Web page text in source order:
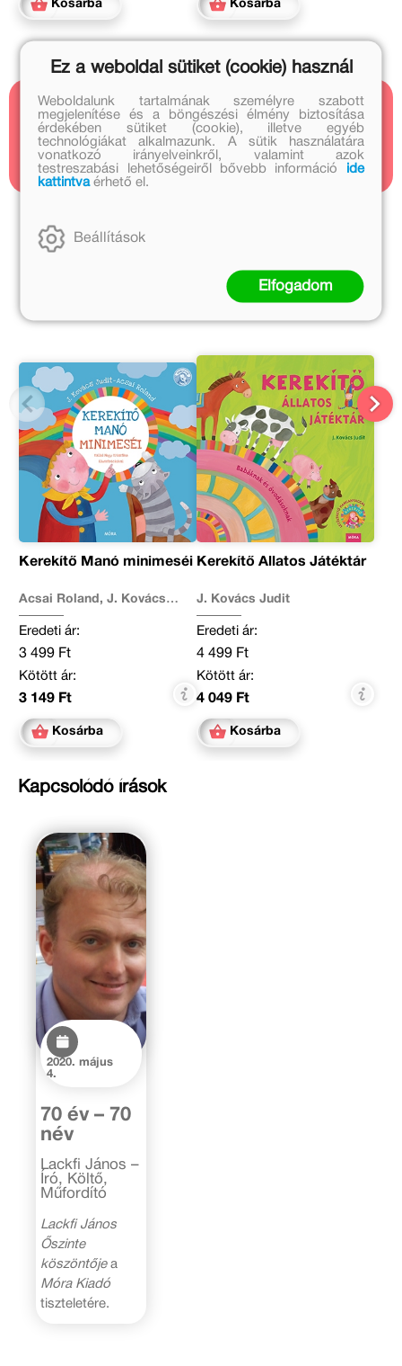
Kosárba Kosárba
Kapcsolódó cikkek
1 cikk
A sorozat további részei
Kerekítő Manó minimeséi
Acsai Roland, J. Kovács
Eredeti ár:
3 499 Ft
Kötött ár:
3 149 Ft
Kosárba
Kerekítő Állatos Játéktár
J. Kovács Judit
Eredeti ár:
4 499 Ft
Kötött ár:
4 049 Ft
Kosárba
Kapcsolódó írások
2020. május
4.
70 év – 70
név
Lackfi János –
Író, Költő,
Műfordító
Lackfi János
Őszinte
köszöntőjea
Móra Kiadó
tiszteletére.
Ez a weboldal sütiket (cookie) használ
Weboldalunk tartalmának személyre szabott
megjelenítése és a böngészési élmény biztosítása
érdekében sütiket (cookie), illetve egyéb
technológiákat alkalmazunk. A sütik használatára
vonatkozó irányelveinkről, valamint azok
testreszabási lehetőségeiről bővebb információ
ide
kattintvaérhető el.
Beállítások
Elfogadom